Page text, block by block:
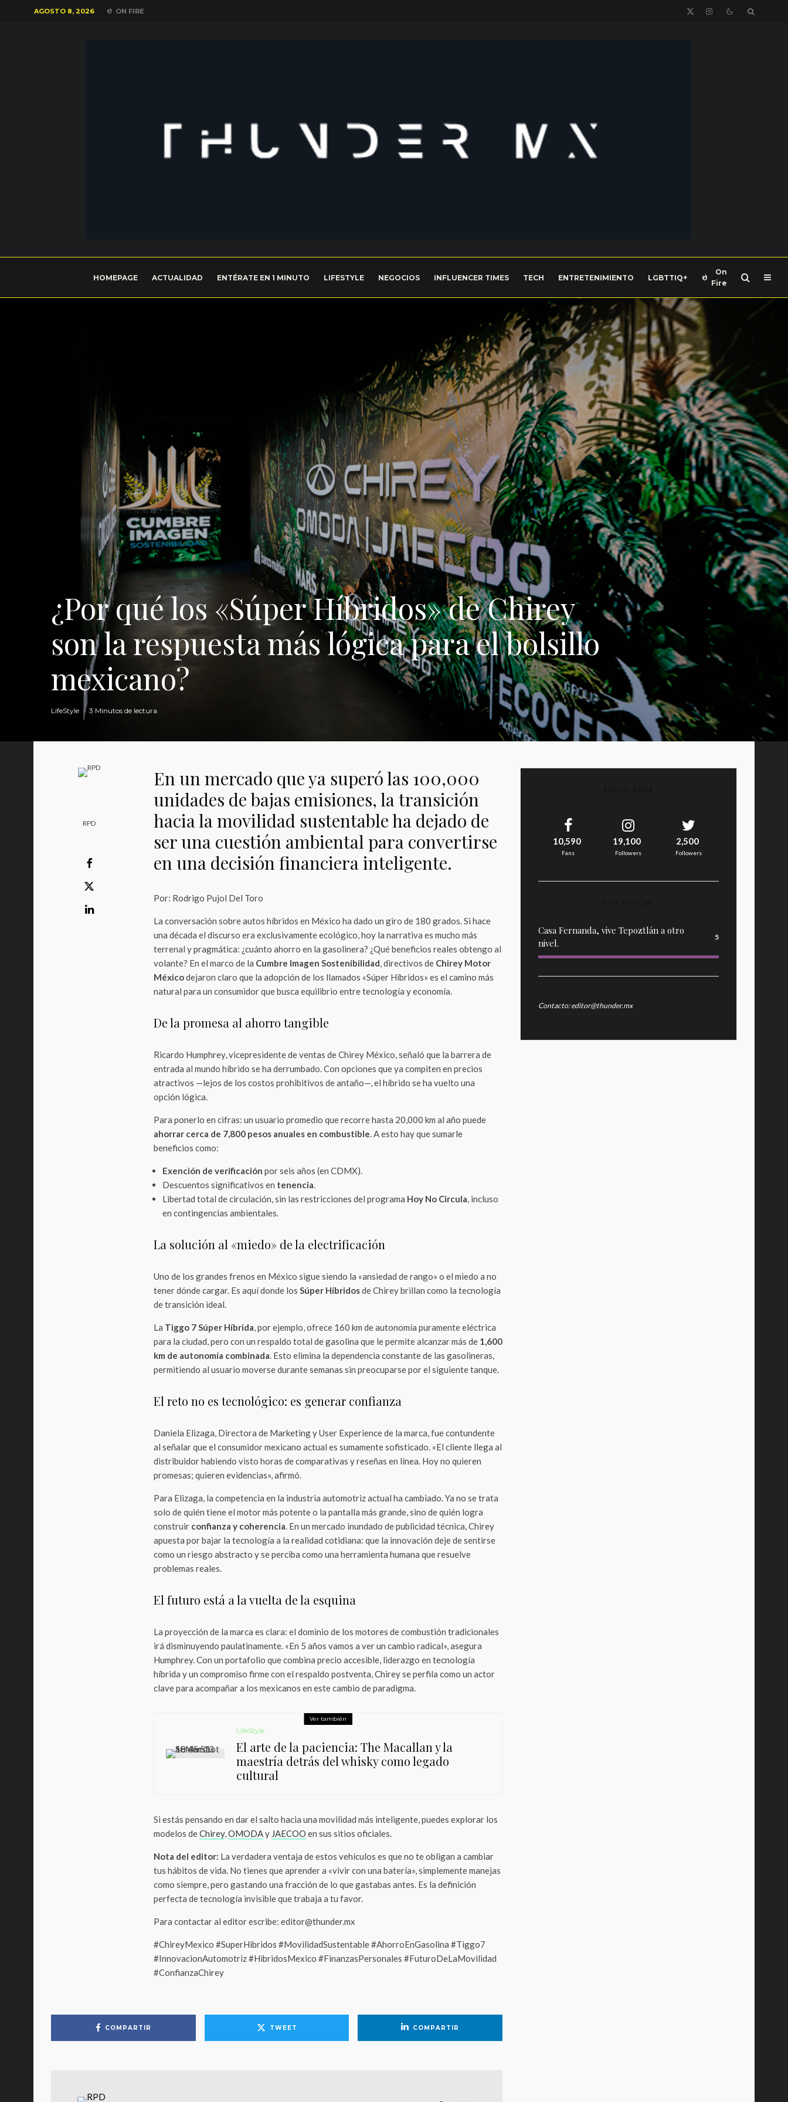
AGOSTO 8, 2026 ON FIRE
HOMEPAGE ACTUALIDAD ENTÉRATE EN 1 MINUTO LIFESTYLE NEGOCIOS INFLUENCER TIMES TECH ENTRETENIMIENTO LGBTTIQ+
On
Fire
¿Por qué los «Súper Híbridos» de Chirey
son la respuesta más lógica para el bolsillo
mexicano?
LifeStyle · 3 Minutos de lectura
RPD
En un mercado que ya superó las 100,000
unidades de bajas emisiones, la transición
hacia la movilidad sustentable ha dejado de
ser una cuestión ambiental para convertirse
en una decisión financiera inteligente.
Por: Rodrigo Pujol Del Toro
La conversación sobre autos híbridos en México ha dado un giro de 180 grados. Si hace
una década el discurso era exclusivamente ecológico, hoy la narrativa es mucho más
terrenal y pragmática: ¿cuánto ahorro en la gasolinera? ¿Qué beneficios reales obtengo al
volante? En el marco de la Cumbre Imagen Sostenibilidad, directivos de Chirey Motor
Méxicodejaron claro que la adopción de los llamados «Súper Híbridos» es el camino más
natural para un consumidor que busca equilibrio entre tecnología y economía.
De la promesa al ahorro tangible
Ricardo Humphrey, vicepresidente de ventas de Chirey México, señaló que la barrera de
entrada al mundo híbrido se ha derrumbado. Con opciones que ya compiten en precios
atractivos —lejos de los costos prohibitivos de antaño—, el híbrido se ha vuelto una
opción lógica.
Para ponerlo en cifras: un usuario promedio que recorre hasta 20,000 km al año puede
ahorrar cerca de 7,800 pesos anuales en combustible. A esto hay que sumarle
beneficios como:
Exención de verificación por seis años (en CDMX).
Descuentos significativos en tenencia.
Libertad total de circulación, sin las restricciones del programa Hoy No Circula, incluso
en contingencias ambientales.
La solución al «miedo» de la electrificación
Uno de los grandes frenos en México sigue siendo la «ansiedad de rango» o el miedo a no
tener dónde cargar. Es aquí donde los Súper Híbridosde Chirey brillan como la tecnología
de transición ideal.
La Tiggo 7 Súper Híbrida, por ejemplo, ofrece 160 km de autonomía puramente eléctrica
para la ciudad, pero con un respaldo total de gasolina que le permite alcanzar más de 1,600
km de autonomía combinada. Esto elimina la dependencia constante de las gasolineras,
permitiendo al usuario moverse durante semanas sin preocuparse por el siguiente tanque.
El reto no es tecnológico: es generar confianza
Daniela Elizaga, Directora de Marketing y User Experience de la marca, fue contundente
al señalar que el consumidor mexicano actual es sumamente sofisticado. «El cliente llega al
distribuidor habiendo visto horas de comparativas y reseñas en línea. Hoy no quieren
promesas; quieren evidencias», afirmó.
Para Elizaga, la competencia en la industria automotriz actual ha cambiado. Ya no se trata
solo de quién tiene el motor más potente o la pantalla más grande, sino de quién logra
construir confianza y coherencia. En un mercado inundado de publicidad técnica, Chirey
apuesta por bajar la tecnología a la realidad cotidiana: que la innovación deje de sentirse
como un riesgo abstracto y se perciba como una herramienta humana que resuelve
problemas reales.
El futuro está a la vuelta de la esquina
La proyección de la marca es clara: el dominio de los motores de combustión tradicionales
irá disminuyendo paulatinamente. «En 5 años vamos a ver un cambio radical», asegura
Humphrey. Con un portafolio que combina precio accesible, liderazgo en tecnología
híbrida y un compromiso firme con el respaldo postventa, Chirey se perfila como un actor
clave para acompañar a los mexicanos en este cambio de paradigma.
Ver también
LifeStyle
El arte de la paciencia: The Macallan y la
maestría detrás del whisky como legado
cultural
Si estás pensando en dar el salto hacia una movilidad más inteligente, puedes explorar los
modelos deChirey,OMODAy JAECOO en sus sitios oficiales.
Nota del editor: La verdadera ventaja de estos vehículos es que no te obligan a cambiar
tus hábitos de vida. No tienes que aprender a «vivir con una batería», simplemente manejas
como siempre, pero gastando una fracción de lo que gastabas antes. Es la definición
perfecta de tecnología invisible que trabaja a tu favor.
Para contactar al editor escribe: editor@thunder.mx
#ChireyMexico #SuperHibridos #MovilidadSustentable #AhorroEnGasolina #Tiggo7
#InnovacionAutomotriz #HibridosMexico #FinanzasPersonales #FuturoDeLaMovilidad
#ConfianzaChirey
COMPARTIR TWEET COMPARTIR
10,590
Fans
19,100
Followers
2,500
Followers
Casa Fernanda, vive Tepoztlán a otro
nivel.
5
Contacto: editor@thunder.mx